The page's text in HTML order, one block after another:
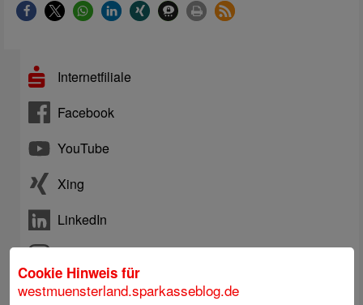
Internetfiliale
Facebook
YouTube
Xing
LinkedIn
Telefon: +492563403-0
Cookie Hinweis für
westmuensterland.sparkasseblog.de